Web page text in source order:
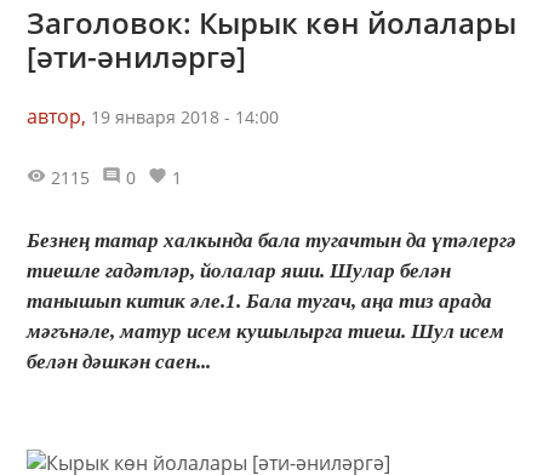
Заголовок: Кырык көн йолалары
[әти-әниләргә]
автор, 19 января 2018 - 14:00
2115 0 1
Безнең татар халкында бала тугачтын да үтәлергә
тиешле гадәтләр, йолалар яши. Шулар белән
танышып китик әле.1. Бала тугач, аңа тиз арада
мәгънәле, матур исем кушылырга тиеш. Шул исем
белән дәшкән саен...